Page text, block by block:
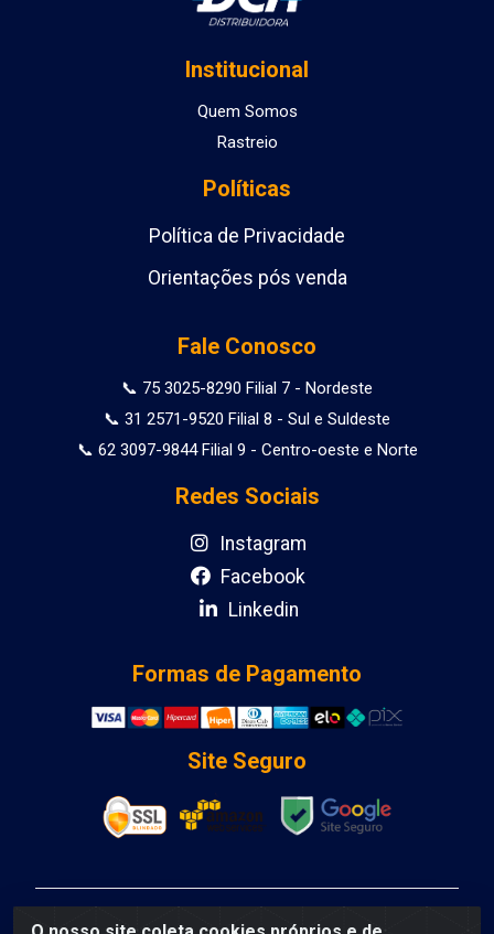
Institucional
Quem Somos
Rastreio
Políticas
Política de Privacidade
Orientações pós venda
Fale Conosco
📞 75 3025-8290 Filial 7 - Nordeste
📞 31 2571-9520 Filial 8 - Sul e Suldeste
📞 62 3097-9844 Filial 9 - Centro-oeste e Norte
Redes Sociais
Instagram
Facebook
Linkedin
Formas de Pagamento
Site Seguro
DCA DISTRIBUIDORA DE COSMETICOS LTDA - AV